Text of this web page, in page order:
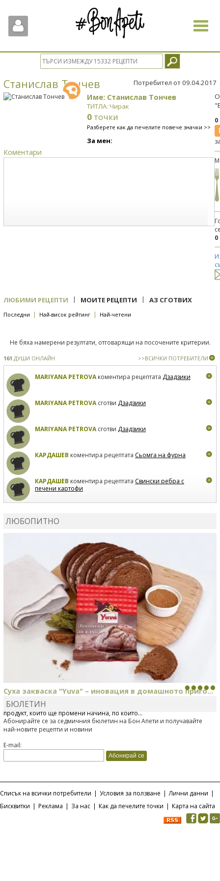
Toggle
Станислав Тончев Потребител от 09.04.2017
Име: Станислав Тончев
ТИТЛА: Чирак
0 точки
Разберете как да печелите повече значки >>
За мен:
Коментари
0
ЛЮБИМИ РЕЦЕПТИ | МОИТЕ РЕЦЕПТИ | АЗ СГОТВИХ
Последни | Най-висок рейтинг | Най-четени
Не бяха намерени резултати, отговарящи на посочените критерии.
161 ДУШИ ОНЛАЙН >>ВСИЧКИ ПОТРЕБИТЕЛИ
MARIYANA PETROVAкоментира рецептата Дзадзики
MARIYANA PETROVAсготви Дзадзики
MARIYANA PETROVAсготви Дзадзики
КАРДАШЕВ коментира рецептата Сьомга на фурна
КАРДАШЕВ коментира рецептата Свински ребра с
печени картофи
ЛЮБОПИТНО
Суха закваска "Yuva" – иновация в домашното приго...
Отскоро Лесафр България стартира предлагането на изцяло нов
продукт, който ще промени начина, по който...
БЮЛЕТИН
Абонирайте се за седмичния бюлетин на Бон Апети и получавайте
най-новите рецепти и новини
E-mail:
Списък на всички потребители | Условия за ползване | Лични данни |
Бисквитки | Реклама | За нас | Как да печелите точки | Карта на сайта